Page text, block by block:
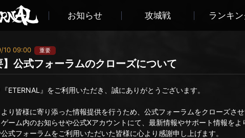
お知らせ 攻城戦 ランキ
10 09:00 重要
】公式フォーラムのクローズについて
ETERNAL』をご利用いただき、誠にありがとうございます。
り皆様に寄り添った情報提供を行うため、公式フォーラムをクローズさ
ーム内のお知らせや公式Xアカウントにて、最新情報やサポート情報をよ
式フォーラムをご利用いただいた皆様に心より感謝申し上げます。